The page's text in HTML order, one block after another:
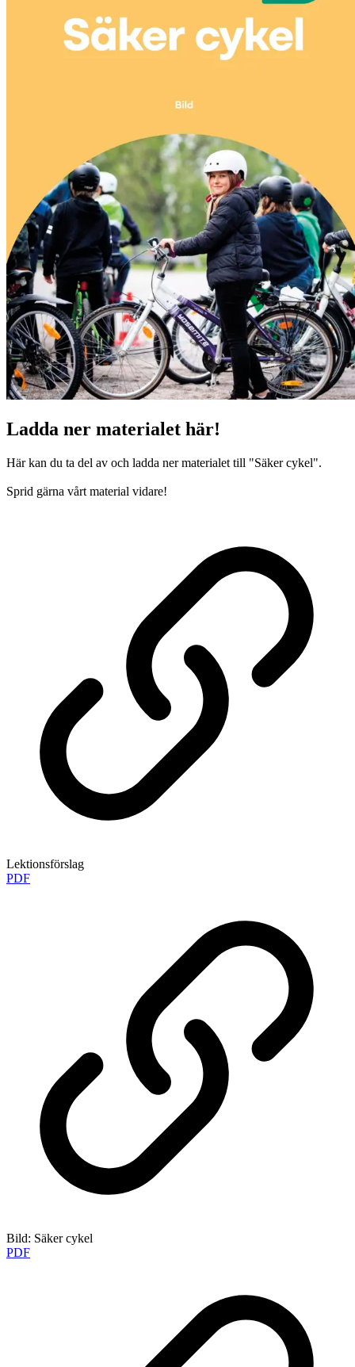
Ladda ner materialet här!
Här kan du ta del av och ladda ner materialet till "Säker cykel".
Sprid gärna vårt material vidare!
Lektionsförslag
PDF
Bild: Säker cykel
PDF